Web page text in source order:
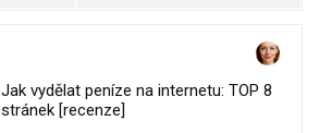
Jak vydělat peníze na internetu: TOP 8
stránek [recenze]